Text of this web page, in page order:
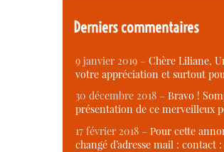
Derniers commentaires
9 janvier 2019 – Chère Liliane,
votre appréciation et surtout
30 décembre 2018 – Bravo !
présentation de ce merveilleux
17 février 2018 – Pour cette
changé d’adresse mail : contact